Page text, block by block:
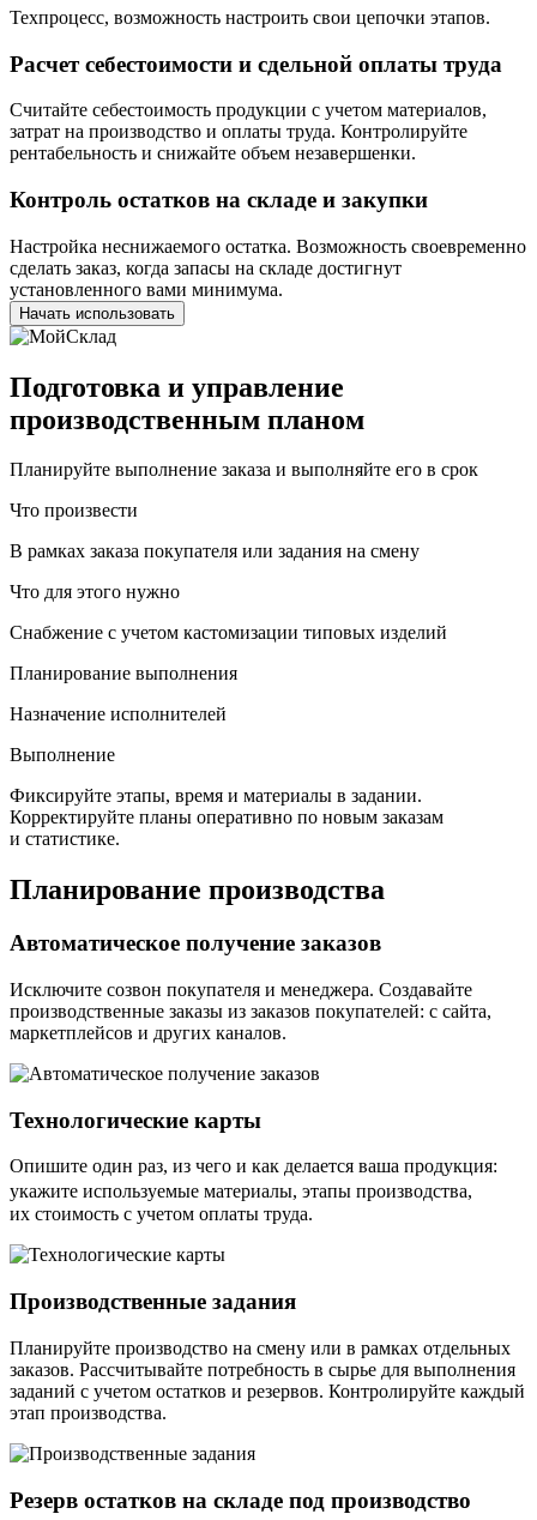
Техпроцесс, возможность настроить свои цепочки этапов.
Расчет себестоимости и сдельной оплаты труда
Считайте себестоимость продукции с учетом материалов,
затрат на производство и оплаты труда. Контролируйте
рентабельность и снижайте объем незавершенки.
Контроль остатков на складе и закупки
Настройка неснижаемого остатка. Возможность своевременно
сделать заказ, когда запасы на складе достигнут
установленного вами минимума.
Начать использовать
Подготовка и управление
производственным планом
Планируйте выполнение заказа и выполняйте его в срок
Что произвести
В рамках заказа покупателя или задания на смену
Что для этого нужно
Снабжение с учетом кастомизации типовых изделий
Планирование выполнения
Назначение исполнителей
Выполнение
Фиксируйте этапы, время и материалы в задании.
Корректируйте планы оперативно по новым заказам
и статистике.
Планирование производства
Автоматическое получение заказов
Исключите созвон покупателя и менеджера. Создавайте
производственные заказы из заказов покупателей: с сайта,
маркетплейсов и других каналов.
Технологические карты
Опишите один раз, из чего и как делается ваша продукция:
укажите используемые материалы, этапы производства,
их стоимость с учетом оплаты труда.
Производственные задания
Планируйте производство на смену или в рамках отдельных
заказов. Рассчитывайте потребность в сырье для выполнения
заданий с учетом остатков и резервов. Контролируйте каждый
этап производства.
Резерв остатков на складе под производство